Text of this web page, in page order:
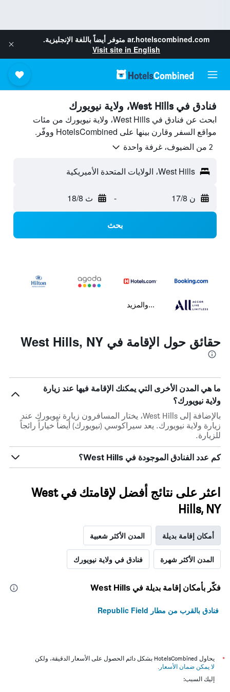
ar.hotelscombined.com متوفر أيضاً باللغة الإنجليزية.
Visit site in English
فنادق في West Hills، ولاية نيويورك
ابحث عن فنادق في West Hills، ولاية نيويورك من مئات
مواقع السفر وقارن بينها على HotelsCombined ووفّر.
2 من الضيوف، غرفة واحدة
West Hills، الولايات المتحدة الأميريكية
ن 17/8 - ث 18/8
بحث
...والمزيد
حقائق حول الإقامة في West Hills, NY
ما هي المدن الأخرى التي يمكنك الإقامة فيها عند زيارة
ولاية نيويورك؟
بالإضافة إلى West Hills، يختار المسافرون زيارة نيويورك عند
زيارة ولاية نيويورك. يعد سيراكوسي (نيويورك) أيضاً خياراً رائجاً
للزيارة.
كم عدد الفنادق الموجودة في West Hills؟
اعثر على نتائج أفضل لإقامتك في West
Hills, NY
أمكان إقامة بديلة المدن الأكثر شعبية
المدن الأكثر شهرة فنادق في ولاية نيويورك
فكّر بأمكان إقامة بديلة في West Hills
فنادق بالقرب من مطار Republic Field
*
يحاول HotelsCombined بشكل دائم الحصول على الأسعار الدقيقة، ولكن
لا يمكن ضمان الأسعار .
إليك السبب: